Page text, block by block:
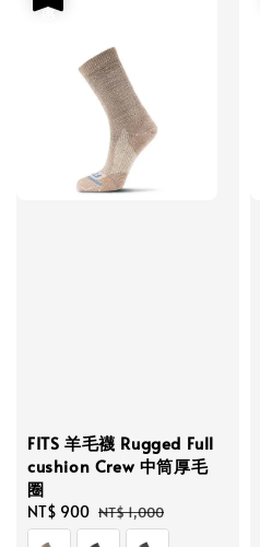
FITS 羊毛襪 Rugged Full
cushion Crew 中筒厚毛
圈
Sale
price
NT$ 900 Regular
price
NT$ 1,000